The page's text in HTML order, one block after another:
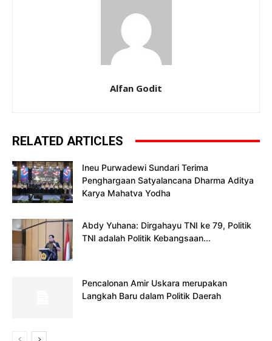
Alfan Godit
RELATED ARTICLES
Ineu Purwadewi Sundari Terima
Penghargaan Satyalancana Dharma Aditya
Karya Mahatva Yodha
Abdy Yuhana: Dirgahayu TNI ke 79, Politik
TNI adalah Politik Kebangsaan...
Pencalonan Amir Uskara merupakan
Langkah Baru dalam Politik Daerah